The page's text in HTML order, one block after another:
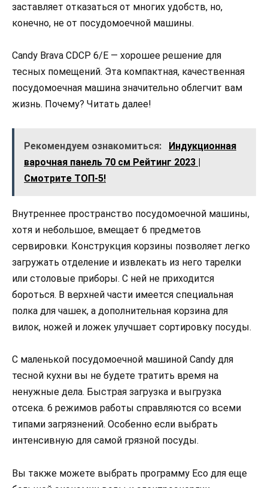
заставляет отказаться от многих удобств, но,
конечно, не от посудомоечной машины.
Candy Brava CDCP 6/E — хорошее решение для
тесных помещений. Эта компактная, качественная
посудомоечная машина значительно облегчит вам
жизнь. Почему? Читать далее!
Рекомендуем ознакомиться:
Индукционная
варочная панель 70 см Рейтинг 2023 |
Смотрите ТОП-5!
Внутреннее пространство посудомоечной машины,
хотя и небольшое, вмещает 6 предметов
сервировки. Конструкция корзины позволяет легко
загружать отделение и извлекать из него тарелки
или столовые приборы. С ней не приходится
бороться. В верхней части имеется специальная
полка для чашек, а дополнительная корзина для
вилок, ножей и ложек улучшает сортировку посуды.
С маленькой посудомоечной машиной Candy для
тесной кухни вы не будете тратить время на
ненужные дела. Быстрая загрузка и выгрузка
отсека. 6 режимов работы справляются со всеми
типами загрязнений. Особенно если выбрать
интенсивную для самой грязной посуды.
Вы также можете выбрать программу Eco для еще